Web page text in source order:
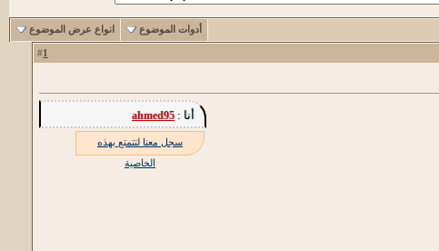
أدوات الموضوع انواع عرض الموضوع
1
أنا :ahmed95
سجل معنا لتتمتع بهذه
الخاصية